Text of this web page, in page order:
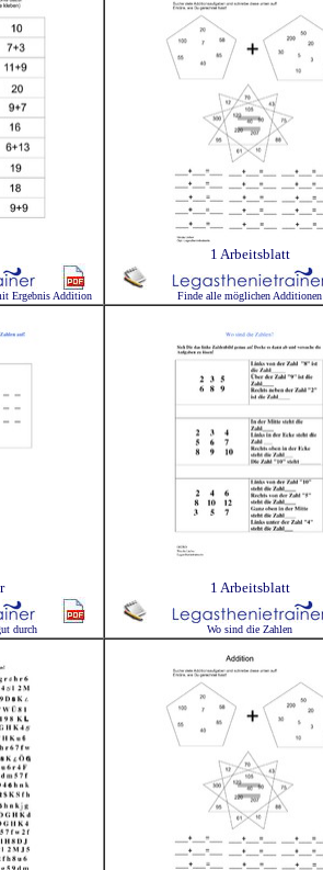
Ergebnis Addition
1 Arbeitsblatt
Finde alle möglichen Additionen
durch
1 Arbeitsblatt
Wo sind die Zahlen